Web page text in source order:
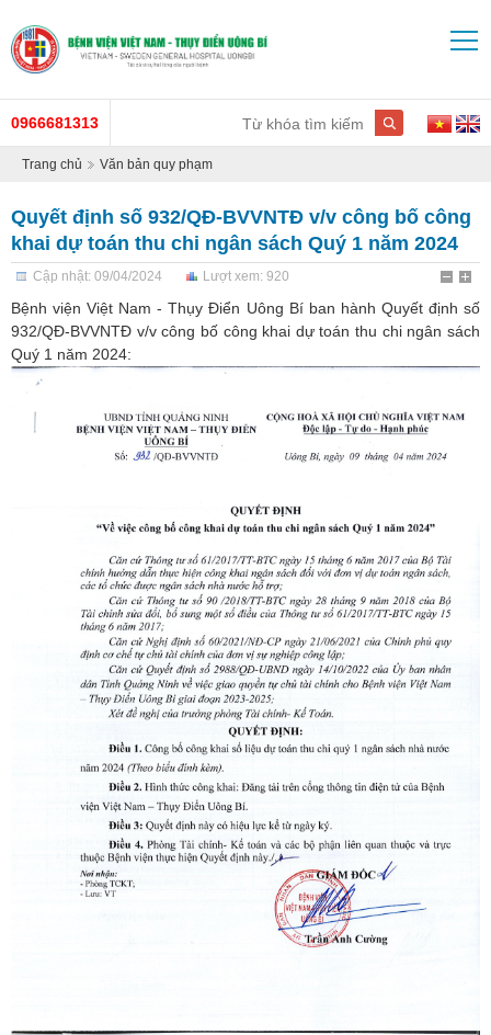
0966681313
Trang chủ Văn bản quy phạm
Quyết định số 932/QĐ-BVVNTĐ v/v công bố công
khai dự toán thu chi ngân sách Quý 1 năm 2024
Cập nhật: 09/04/2024 Lượt xem: 920
Bệnh viện Việt Nam - Thụy Điển Uông Bí ban hành Quyết định số
932/QĐ-BVVNTĐ v/v công bố công khai dự toán thu chi ngân sách
Quý 1 năm 2024: